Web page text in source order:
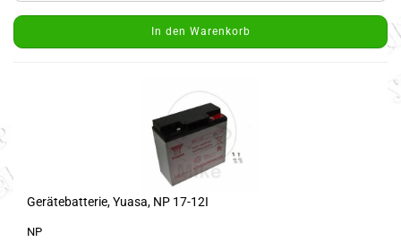
In den Warenkorb
Gerätebatterie, Yuasa, NP 17-12I
NP